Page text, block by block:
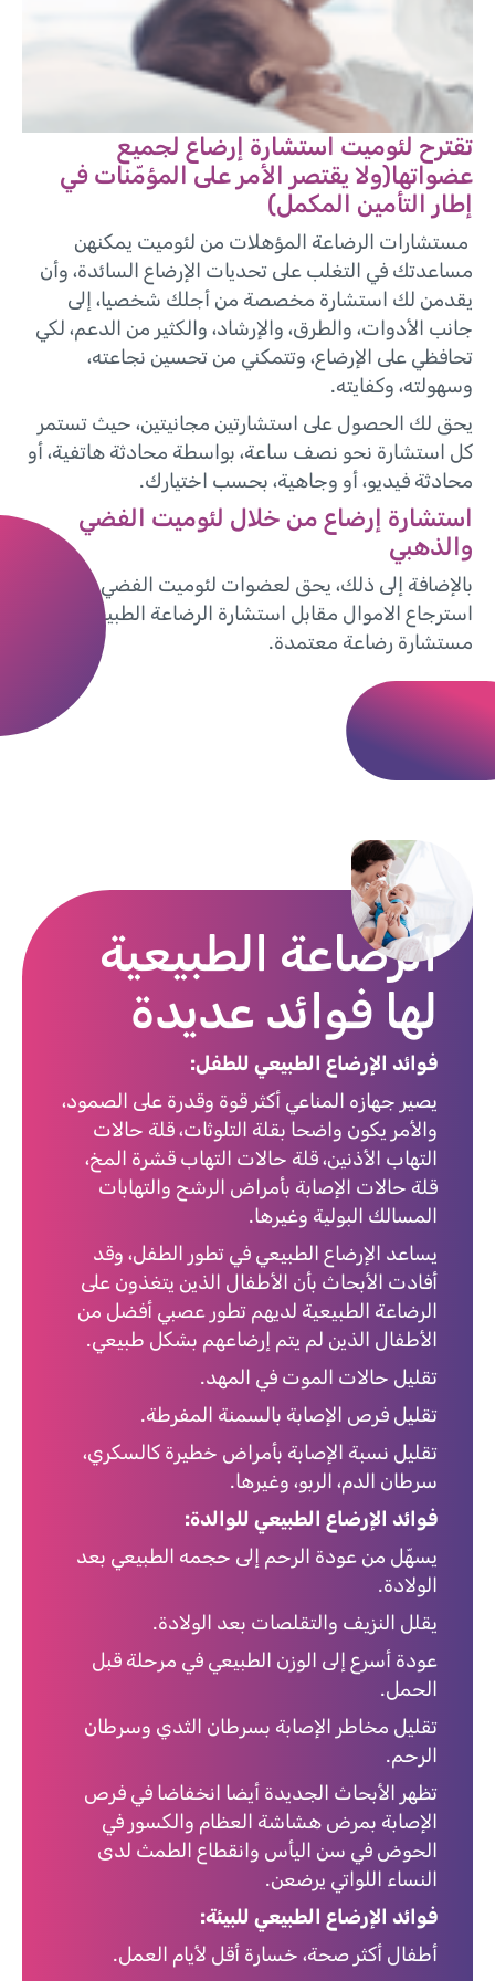
تقترح لئوميت استشارة إرضاع لجميع
عضواتها(ولا يقتصر الأمر على المؤمّنات في
إطار التأمين المكمل)
مستشارات الرضاعة المؤهلات من لئوميت يمكنهن
مساعدتك في التغلب على تحديات الإرضاع السائدة، وأن
يقدمن لك استشارة مخصصة من أجلك شخصيا، إلى
جانب الأدوات، والطرق، والإرشاد، والكثير من الدعم، لكي
تحافظي على الإرضاع، وتتمكني من تحسين نجاعته،
وسهولته، وكفايته.
يحق لك الحصول على استشارتين مجانيتين، حيث تستمر
كل استشارة نحو نصف ساعة، بواسطة محادثة هاتفية، أو
محادثة فيديو، أو وجاهية، بحسب اختيارك.
استشارة إرضاع من خلال لئوميت الفضي
والذهبي
بالإضافة إلى ذلك، يحق لعضوات لئوميت الفضي والذهبي
استرجاع الاموال مقابل استشارة الرضاعة الطبيعية مع
مستشارة رضاعة معتمدة.
الرضاعة الطبيعية
لها فوائد عديدة
فوائد الإرضاع الطبيعي للطفل:
يصير جهازه المناعي أكثر قوة وقدرة على الصمود،
والأمر يكون واضحا بقلة التلوثات، قلة حالات
التهاب الأذنين، قلة حالات التهاب قشرة المخ،
قلة حالات الإصابة بأمراض الرشح والتهابات
المسالك البولية وغيرها.
يساعد الإرضاع الطبيعي في تطور الطفل، وقد
أفادت الأبحاث بأن الأطفال الذين يتغذون على
الرضاعة الطبيعية لديهم تطور عصبي أفضل من
الأطفال الذين لم يتم إرضاعهم بشكل طبيعي.
تقليل حالات الموت في المهد.
تقليل فرص الإصابة بالسمنة المفرطة.
تقليل نسبة الإصابة بأمراض خطيرة كالسكري،
سرطان الدم، الربو، وغيرها.
فوائد الإرضاع الطبيعي للوالدة:
يسهّل من عودة الرحم إلى حجمه الطبيعي بعد
الولادة.
يقلل النزيف والتقلصات بعد الولادة.
عودة أسرع إلى الوزن الطبيعي في مرحلة قبل
الحمل.
تقليل مخاطر الإصابة بسرطان الثدي وسرطان
الرحم.
تظهر الأبحاث الجديدة أيضا انخفاضا في فرص
الإصابة بمرض هشاشة العظام والكسور في
الحوض في سن اليأس وانقطاع الطمث لدى
النساء اللواتي يرضعن.
فوائد الإرضاع الطبيعي للبيئة:
أطفال أكثر صحة، خسارة أقل لأيام العمل.